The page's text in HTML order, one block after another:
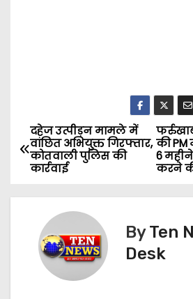
P
o
s
की PM
6
करने
दहेज उत्पीड़न मामले में
वांछित अभियुक्त गिरफ्तार,
कोतवाली पुलिस की
कार्रवाई
ByTen
Desk